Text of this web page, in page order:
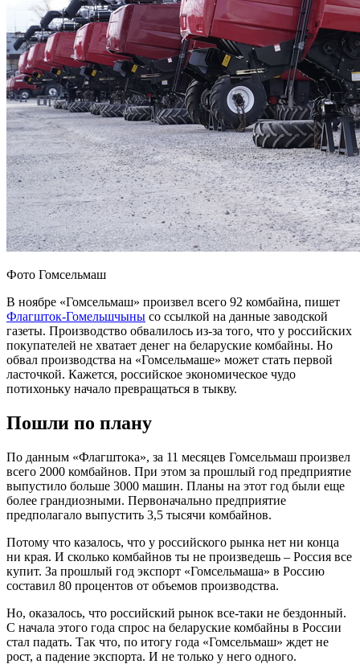
Фото Гомсельмаш
В ноябре «Гомсельмаш» произвел всего 92 комбайна, пишет
Флагшток-Гомельшчыны со ссылкой на данные заводской
газеты. Производство обвалилось из-за того, что у российских
покупателей не хватает денег на беларуские комбайны. Но
обвал производства на «Гомсельмаше» может стать первой
ласточкой. Кажется, российское экономическое чудо
потихоньку начало превращаться в тыкву.
Пошли по плану
По данным «Флагштока», за 11 месяцев Гомсельмаш произвел
всего 2000 комбайнов. При этом за прошлый год предприятие
выпустило больше 3000 машин. Планы на этот год были еще
более грандиозными. Первоначально предприятие
предполагало выпустить 3,5 тысячи комбайнов.
Потому что казалось, что у российского рынка нет ни конца
ни края. И сколько комбайнов ты не произведешь – Россия все
купит. За прошлый год экспорт «Гомсельмаша» в Россию
составил 80 процентов от объемов производства.
Но, оказалось, что российский рынок все-таки не бездонный.
С начала этого года спрос на беларуские комбайны в России
стал падать. Так что, по итогу года «Гомсельмаш» ждет не
рост, а падение экспорта. И не только у него одного.